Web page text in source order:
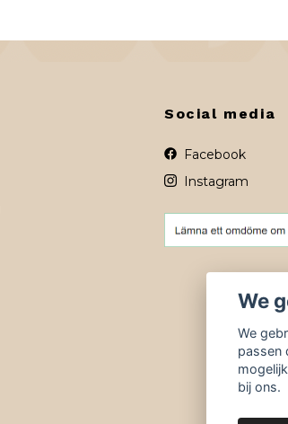
Social media
Facebook
Instagram
We
We
passen
bij ons.